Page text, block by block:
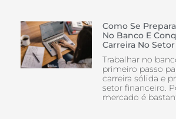
Como Se
No Banco E
Carreira No
Trabalhar no
primeiro passo
carreira sólida e
setor financeiro.
mercado é